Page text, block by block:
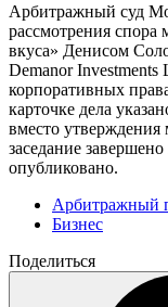
Арбитражный суд
рассмотрения
вкуса» Денисом
Demanor Investments
корпоративных
карточке дела
вместо
заседание
опубликовано.
Арбитражный
Бизнес
Поделиться